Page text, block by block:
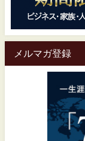
メルマガ登録